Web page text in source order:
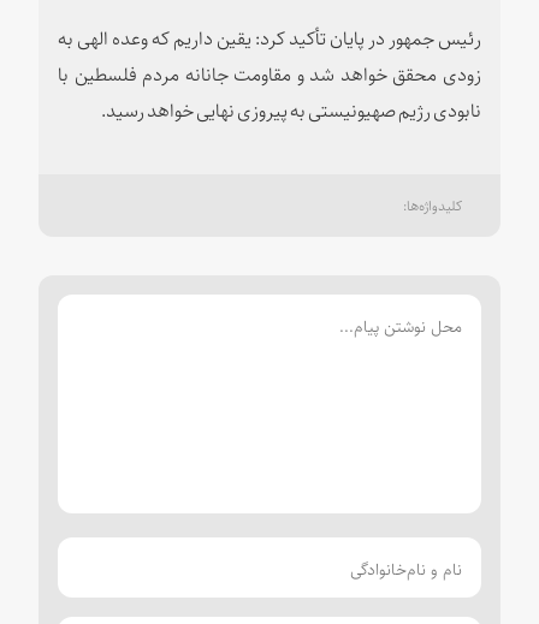
رئیس جمهور در پایان تأکید کرد: یقین داریم که وعده الهی به
زودی محقق خواهد شد و مقاومت جانانه مردم فلسطین با
نابودی رژیم صهیونیستی به پیروزی نهایی خواهد رسید.